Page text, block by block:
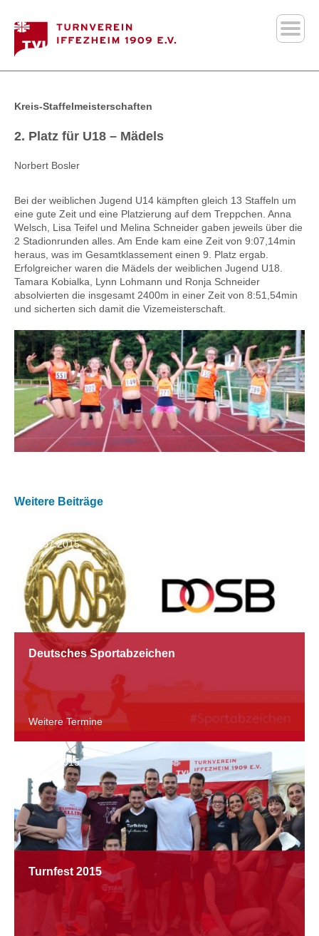
Kreis-Staffelmeisterschaften
2. Platz für U18 – Mädels
Norbert Bosler
Bei der weiblichen Jugend U14 kämpften gleich 13 Staffeln um
eine gute Zeit und eine Platzierung auf dem Treppchen. Anna
Welsch, Lisa Teifel und Melina Schneider gaben jeweils über die
2 Stadionrunden alles. Am Ende kam eine Zeit von 9:07,14min
heraus, was im Gesamtklassement einen 9. Platz ergab.
Erfolgreicher waren die Mädels der weiblichen Jugend U18.
Tamara Kobialka, Lynn Lohmann und Ronja Schneider
absolvierten die insgesamt 2400m in einer Zeit von 8:51,54min
und sicherten sich damit die Vizemeisterschaft.
Weitere Beiträge
01.07.2015
Deutsches Sportabzeichen
Weitere Termine
01.07.2015
Turnfest 2015